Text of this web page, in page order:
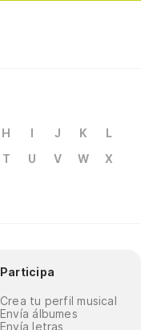
H I J K
L
T U V W
X
Participa
Crea tu perfil musical
Envía álbumes
Envía letras